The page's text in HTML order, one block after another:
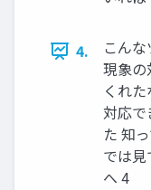
4.
こん
現象の
くれ
対応
た 知
では
へ 4